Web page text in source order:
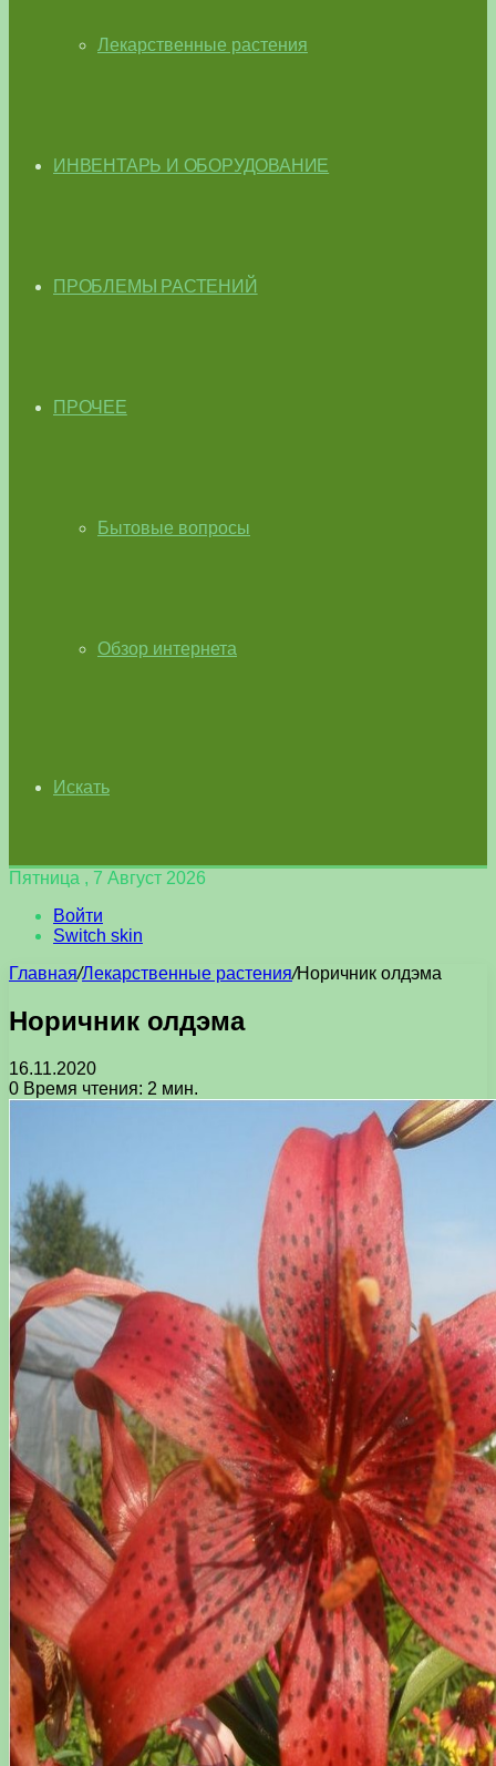
Лекарственные растения
ИНВЕНТАРЬ И ОБОРУДОВАНИЕ
ПРОБЛЕМЫ РАСТЕНИЙ
ПРОЧЕЕ
Бытовые вопросы
Обзор интернета
Искать
Пятница , 7 Август 2026
Войти
Switch skin
Главная/Лекарственные растения/Норичник олдэма
Норичник олдэма
16.11.2020
0 Время чтения: 2 мин.